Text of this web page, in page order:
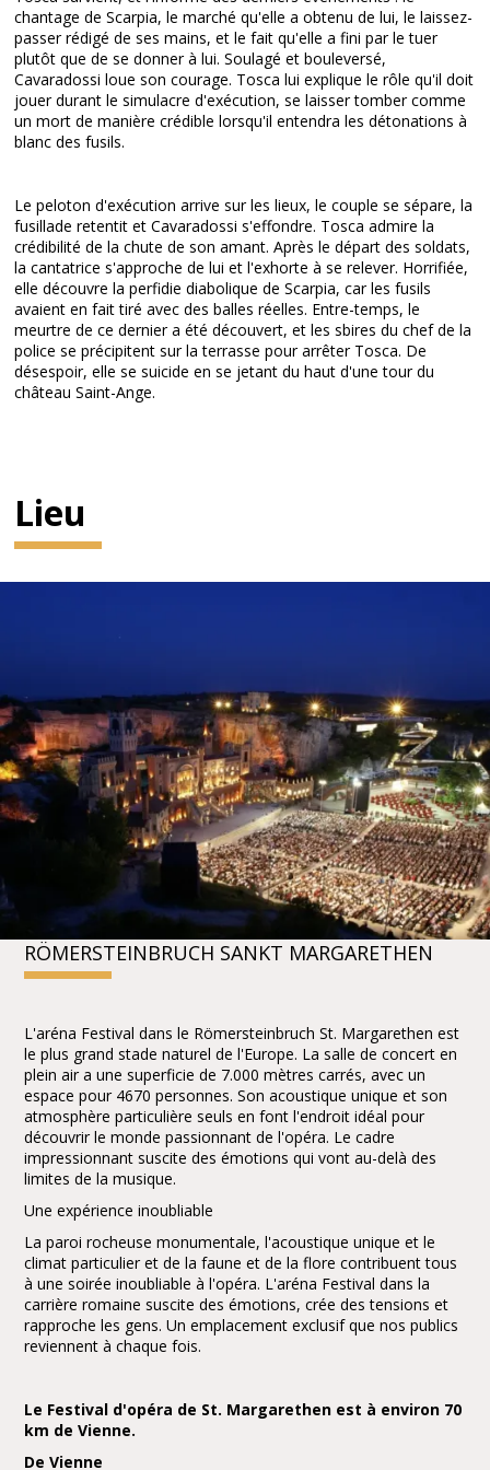
chantage de Scarpia, le marché qu'elle a obtenu de lui, le laissez-
passer rédigé de ses mains, et le fait qu'elle a fini par le tuer
plutôt que de se donner à lui. Soulagé et bouleversé,
Cavaradossi loue son courage. Tosca lui explique le rôle qu'il doit
jouer durant le simulacre d'exécution, se laisser tomber comme
un mort de manière crédible lorsqu'il entendra les détonations à
blanc des fusils.
Le peloton d'exécution arrive sur les lieux, le couple se sépare, la
fusillade retentit et Cavaradossi s'effondre. Tosca admire la
crédibilité de la chute de son amant. Après le départ des soldats,
la cantatrice s'approche de lui et l'exhorte à se relever. Horrifiée,
elle découvre la perfidie diabolique de Scarpia, car les fusils
avaient en fait tiré avec des balles réelles. Entre-temps, le
meurtre de ce dernier a été découvert, et les sbires du chef de la
police se précipitent sur la terrasse pour arrêter Tosca. De
désespoir, elle se suicide en se jetant du haut d'une tour du
château Saint-Ange.
Lieu
RÖMERSTEINBRUCH SANKT MARGARETHEN
L'aréna Festival dans le Römersteinbruch St. Margarethen est
le plus grand stade naturel de l'Europe. La salle de concert en
plein air a une superficie de 7.000 mètres carrés, avec un
espace pour 4670 personnes. Son acoustique unique et son
atmosphère particulière seuls en font l'endroit idéal pour
découvrir le monde passionnant de l'opéra. Le cadre
impressionnant suscite des émotions qui vont au-delà des
limites de la musique.
Une expérience inoubliable
La paroi rocheuse monumentale, l'acoustique unique et le
climat particulier et de la faune et de la flore contribuent tous
à une soirée inoubliable à l'opéra. L'aréna Festival dans la
carrière romaine suscite des émotions, crée des tensions et
rapproche les gens. Un emplacement exclusif que nos publics
reviennent à chaque fois.
Le Festival d'opéra de St. Margarethen est à environ 70
km de Vienne.
De Vienne